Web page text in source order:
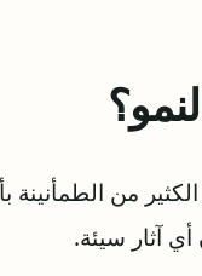
الكثير من
آثار سيئة.